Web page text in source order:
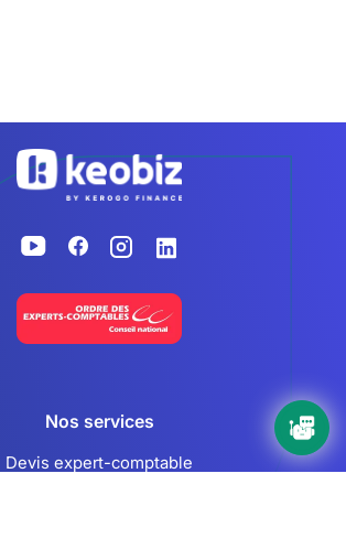
Accueil
Nos services
Devis expert-comptable